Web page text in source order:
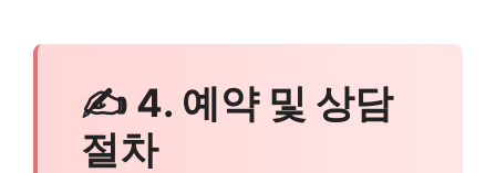
✍ 4. 예약 및 상담
절차